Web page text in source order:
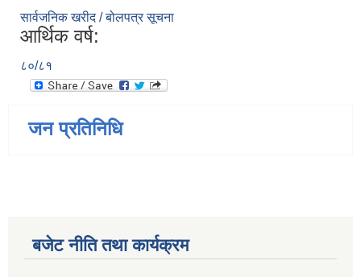
सार्वजनिक खरीद / बोलपत्र सूचना
आर्थिक वर्ष:
८०/८१
जन प्रतिनिधि
बजेट नीति तथा कार्यक्रम